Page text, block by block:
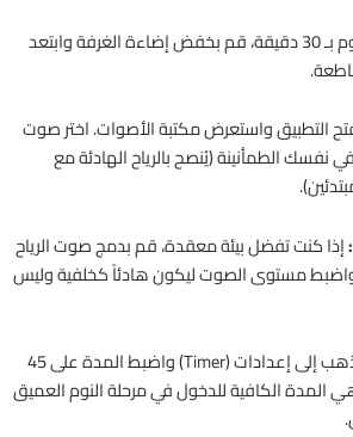
قبل النوم بـ 30 دقيقة، قم بخفض إضاءة الغرفة وابتعد
التطبيق واستعرض مكتبة الأصوات. اختر صوت
نفسك الطمأنينة (يُنصح بالرياح الهادئة مع
إذا كنت تفضل بيئة معقدة، قم بدمج صوت الرياح
مستوى الصوت ليكون هادئاً كخلفية وليس
اذهب إلى إعدادات (Timer) واضبط المدة على 45
وهي المدة الكافية للدخول في مرحلة النوم العميق